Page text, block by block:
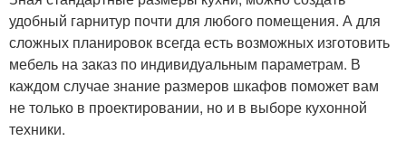
удобный гарнитур почти для любого помещения. А для
сложных планировок всегда есть возможных изготовить
мебель на заказ по индивидуальным параметрам. В
каждом случае знание размеров шкафов поможет вам
не только в проектировании, но и в выборе кухонной
техники.